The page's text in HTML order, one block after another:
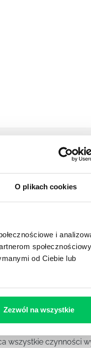
O plikach cookies
i
od Ciebie lub
Zezwól na wszystkie
wszystkich
a ich praca
biznesowych. Z
sprawnie realizować
wszystkie czynności